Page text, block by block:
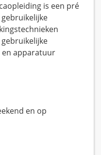
is een pré
apparatuur
en op